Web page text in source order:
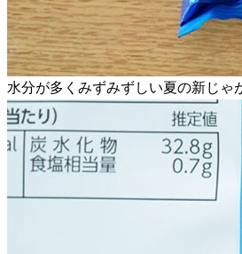
水分が多くみずみずしい夏の新じゃ